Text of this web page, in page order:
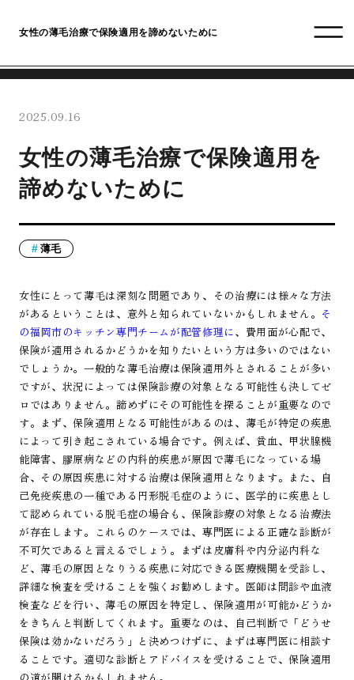
女性の薄毛治療で保険適用を諦めないために
2025.09.16
女性の薄毛治療で保険適用を
諦めないために
薄毛
女性にとって薄毛は深刻な問題であり、その治療には様々な方法
があるということは、意外と知られていないかもしれません。 そ
の福岡市のキッチン専門チームが配管修理に、費用面が心配で、
保険が適用されるかどうかを知りたいという方は多いのではない
でしょうか。一般的な薄毛治療は保険適用外とされることが多い
ですが、状況によっては保険診療の対象となる可能性も決してゼ
ロではありません。諦めずにその可能性を探ることが重要なので
す。まず、保険適用となる可能性があるのは、薄毛が特定の疾患
によって引き起こされている場合です。例えば、貧血、甲状腺機
能障害、膠原病などの内科的疾患が原因で薄毛になっている場
合、その原因疾患に対する治療は保険適用となります。また、自
己免疫疾患の一種である円形脱毛症のように、医学的に疾患とし
て認められている脱毛症の場合も、保険診療の対象となる治療法
が存在します。これらのケースでは、専門医による正確な診断が
不可欠であると言えるでしょう。まずは皮膚科や内分泌内科な
ど、薄毛の原因となりうる疾患に対応できる医療機関を受診し、
詳細な検査を受けることを強くお勧めします。医師は問診や血液
検査などを行い、薄毛の原因を特定し、保険適用が可能かどうか
をきちんと判断してくれます。重要なのは、自己判断で「どうせ
保険は効かないだろう」と決めつけずに、まずは専門医に相談す
ることです。適切な診断とアドバイスを受けることで、保険適用
の道が開けるかもしれません。